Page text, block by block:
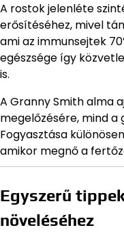
A rostok jelenléte
erősítéséhez, mivel
ami az immunsejtek
egészsége így
is.
A Granny Smith alma
megelőzésére, mind a
Fogyasztása
amikor megnő a
Egyszerű
növeléséhez